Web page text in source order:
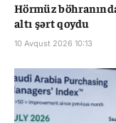
Hörmüz
altı şərt qoydu
10 Avqust 2026 10:13